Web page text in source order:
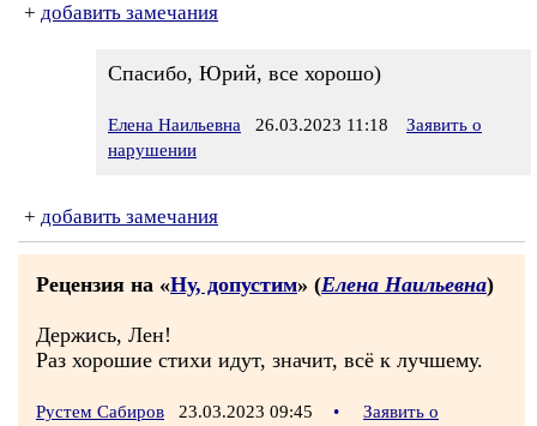
+ добавить замечания
Спасибо, Юрий, все хорошо)
Елена Наильевна 26.03.2023 11:18
Заявить о
нарушении
+ добавить замечания
Рецензия на «Ну, допустим» (Елена Наильевна)
Держись, Лен!
Раз хорошие стихи идут, значит, всё к лучшему.
Рустем Сабиров 23.03.2023 09:45 •
Заявить о